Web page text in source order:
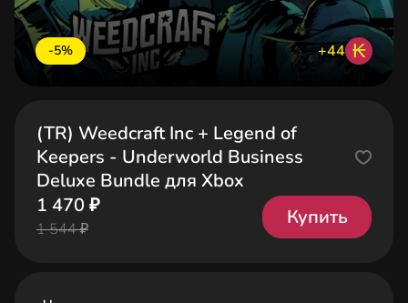
-5% +44 ₭
(TR) Weedcraft Inc + Legend of
Keepers - Underworld Business
Deluxe Bundle для Xbox
1 470 ₽
1 544 ₽
Купить